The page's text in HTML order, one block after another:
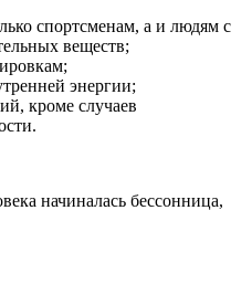
спортсменам, а и людям с
веществ;
энергии;
кроме случаев
начиналась бессонница,